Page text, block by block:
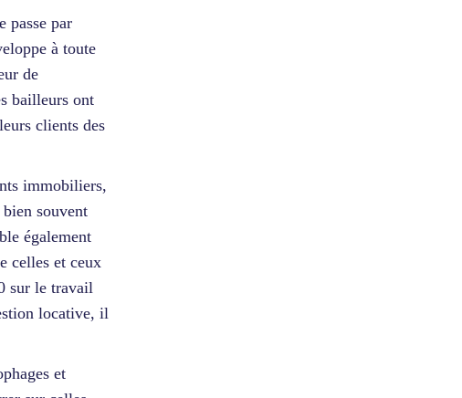
passe par
à toute
de
bailleurs ont
clients des
immobiliers,
souvent
également
celles et ceux
sur le travail
locative, il
et